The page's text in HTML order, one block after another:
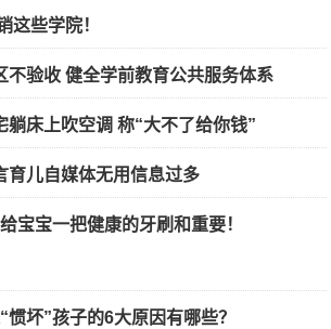
这些学院！
不验收 健全学前教育公共服务体系
躺床上吹空调 称“大不了给你钱”
育儿自媒体无用信息过多
宝宝一把健康的牙刷和重要！
惯坏”孩子的6大原因有哪些？